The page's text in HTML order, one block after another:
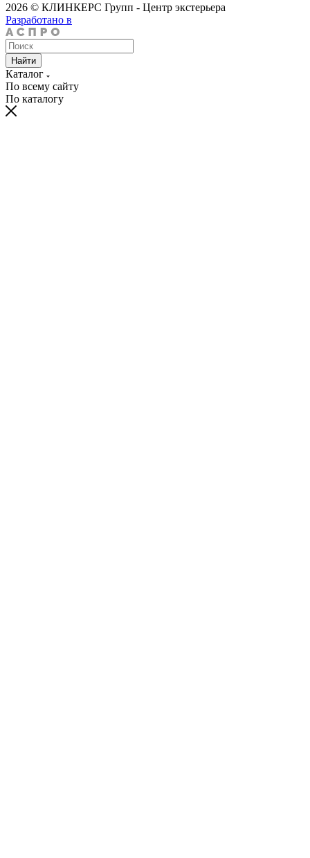
2026 © КЛИНКЕРС Групп - Центр экстерьера
Разработано в
Найти
Каталог
По всему сайту
По каталогу